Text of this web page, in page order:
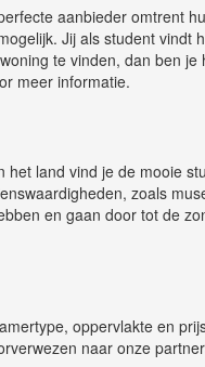
aanbieder omtrent
Jij als student vindt
te vinden, dan ben
meer informatie.
land vind je de mooie
zoals
en gaan door tot de
oppervlakte en
naar onze